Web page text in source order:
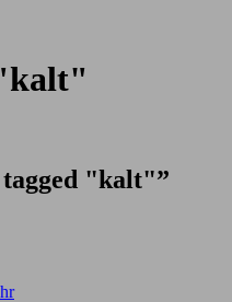
tagged "kalt"”